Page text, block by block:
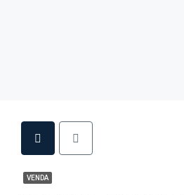
VENDA